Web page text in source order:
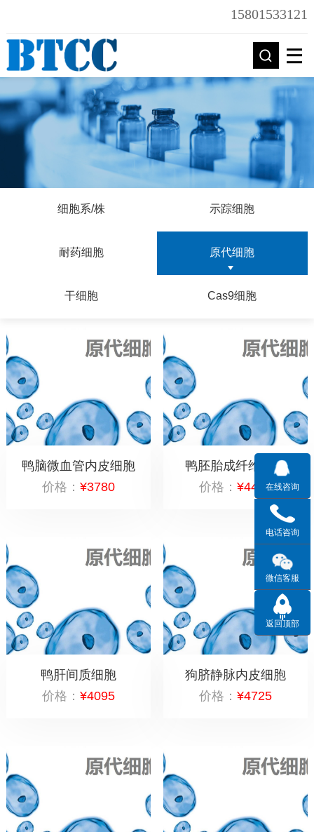
15801533121
细胞系/株 示踪细胞
耐药细胞 原代细胞
干细胞 Cas9细胞
鸭脑微血管内皮细胞
价格：¥3780
鸭胚胎成纤维细胞
价格： ¥4428
鸭肝间质细胞
价格：¥4095
狗脐静脉内皮细胞
价格： ¥4725
在线咨询
电话咨询
微信客服
返回顶部